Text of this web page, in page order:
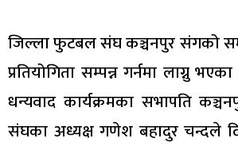
जिल्ला फुटबल संघ कञ्चनपुर संगको
प्रतियोगिता सम्पन्न गर्नमा लाग्नु
धन्यवाद कार्यक्रमका सभापति
संघका अध्यक्ष गणेश बहादुर चन्दले